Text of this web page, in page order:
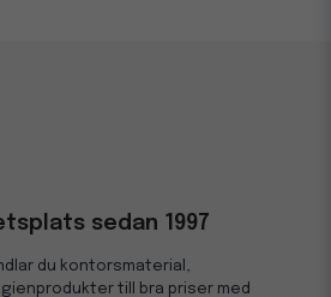
sedan 1997
du kontorsmaterial,
till bra priser med